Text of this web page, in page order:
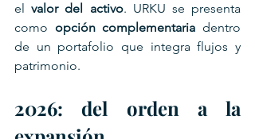
el valor del activo. URKU se presenta
como opción complementaria dentro
de un portafolio que integra flujos y
patrimonio.
2026: del orden a la